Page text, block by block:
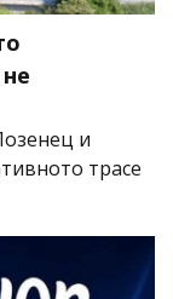
и
трасе